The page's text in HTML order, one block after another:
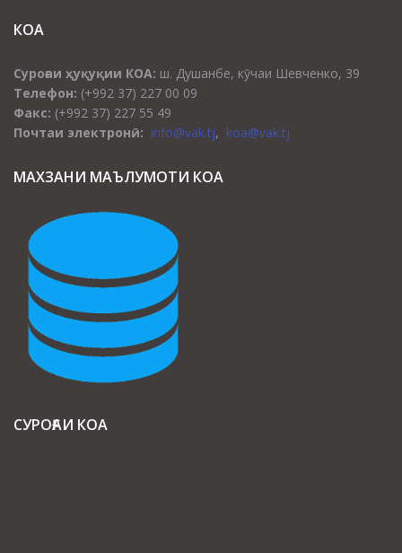
КОА
Суроғаи ҳуқуқии КОА: ш. Душанбе, кӯчаи Шевченко, 39
Телефон: (+992 37) 227 00 09
Факс: (+992 37) 227 55 49
Почтаи электронӣ: info@vak.tj, koa@vak.tj
МАХЗАНИ МАЪЛУМОТИ КОА
СУРОҒАИ КОА